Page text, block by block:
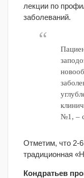
лекции по
заболеваний.
№1, –
Отметим, что 2-
традиционная
Кондратьев